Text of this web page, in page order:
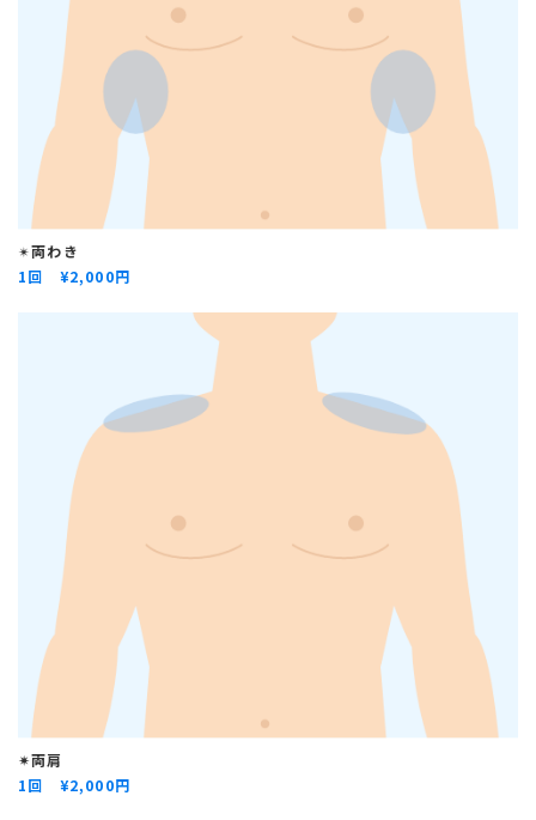
✴︎両わき
1回 ¥2,000円
✴︎両肩
1回 ¥2,000円